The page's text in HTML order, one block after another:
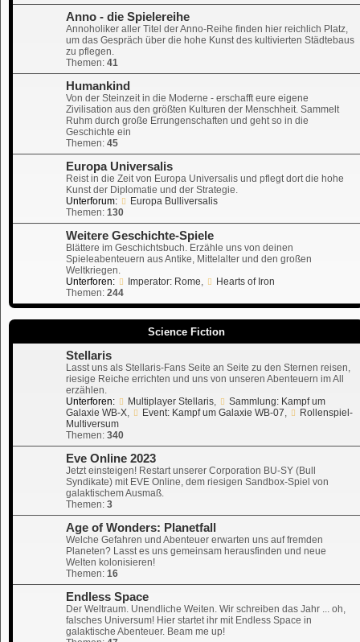
Anno - die Spielereihe
Annoholiker aller Titel der Anno-Reihe finden hier reichlich Platz,
um das Gespräch über die hohe Kunst des kultivierten Städtebaus
zu pflegen.
Themen: 41
Humankind
Von der Steinzeit in die Moderne - erschafft eure eigene
Zivilisation aus den größten Kulturen der Menschheit. Sammelt
Ruhm durch große Errungenschaften und geht so in die
Geschichte ein
Themen: 45
Europa Universalis
Reist in die Zeit von Europa Universalis und pflegt dort die hohe
Kunst der Diplomatie und der Strategie.
Unterforum:
Europa Bulliversalis
Themen: 130
Weitere Geschichte-Spiele
Blättere im Geschichtsbuch. Erzähle uns von deinen
Spieleabenteuern aus Antike, Mittelalter und den großen
Weltkriegen.
Unterforen:
Imperator: Rome,
Hearts of Iron
Themen: 244
Science Fiction
Stellaris
Lasst uns als Stellaris-Fans Seite an Seite zu den Sternen reisen,
riesige Reiche errichten und uns von unseren Abenteuern im All
erzählen.
Unterforen:
Multiplayer Stellaris,
Sammlung: Kampf um
Galaxie WB-X, Event: Kampf um Galaxie WB-07,
Rollenspiel-
Multiversum
Themen: 340
Eve Online 2023
Jetzt einsteigen! Restart unserer Corporation BU-SY (Bull
Syndikate) mit EVE Online, dem riesigen Sandbox-Spiel von
galaktischem Ausmaß.
Themen: 3
Age of Wonders: Planetfall
Welche Gefahren und Abenteuer erwarten uns auf fremden
Planeten? Lasst es uns gemeinsam herausfinden und neue
Welten kolonisieren!
Themen: 16
Endless Space
Der Weltraum. Unendliche Weiten. Wir schreiben das Jahr ... oh,
falsches Universum! Hier startet ihr mit Endless Space in
galaktische Abenteuer. Beam me up!